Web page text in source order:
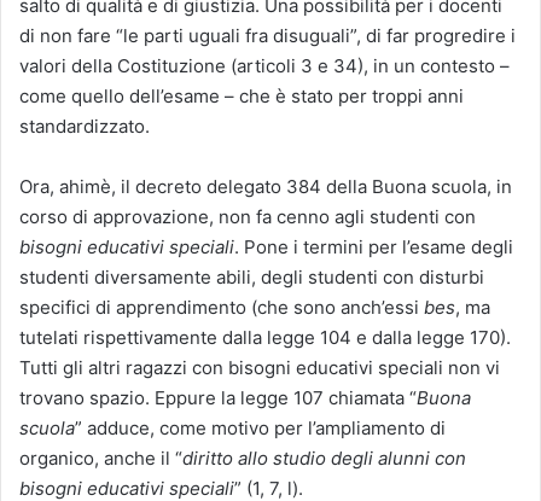
salto di qualità e di giustizia. Una possibilità per i docenti
di non fare “le parti uguali fra disuguali”, di far progredire i
valori della Costituzione (articoli 3 e 34), in un contesto –
come quello dell’esame – che è stato per troppi anni
standardizzato.
Ora, ahimè, il decreto delegato 384 della Buona scuola, in
corso di approvazione, non fa cenno agli studenti con
bisogni educativi speciali. Pone i termini per l’esame degli
studenti diversamente abili, degli studenti con disturbi
specifici di apprendimento (che sono anch’essi bes, ma
tutelati rispettivamente dalla legge 104 e dalla legge 170).
Tutti gli altri ragazzi con bisogni educativi speciali non vi
trovano spazio. Eppure la legge 107 chiamata “Buona
scuola” adduce, come motivo per l’ampliamento di
organico, anche il “diritto allo studio degli alunni con
bisogni educativi speciali” (1, 7, l).